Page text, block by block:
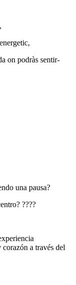
on podràs sentir-
una pausa?
????
a través del